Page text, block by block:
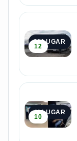
3º LUGAR
12
4º LUGAR
10